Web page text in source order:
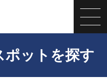
ポットを探す